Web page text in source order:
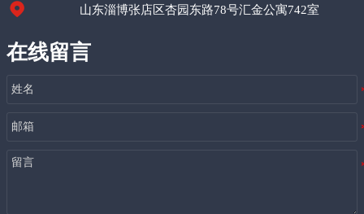
 山东淄博张店区杏园东路78号汇金公寓742室
在线留言